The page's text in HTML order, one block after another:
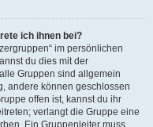
ich ihnen bei?
im persönlichen
du dies mit der
Gruppen sind allgemein
andere können geschlossen
offen ist, kannst du ihr
verlangt die Gruppe eine
Ein Gruppenleiter muss